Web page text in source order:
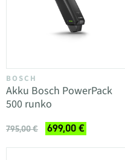
BOSCH
Akku Bosch PowerPack
500 runko
795,00 € 699,00 €